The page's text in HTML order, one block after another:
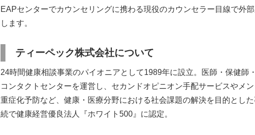
EAPセンターでカウンセリングに携わる現役のカウンセラー目線で外
します。
ティーペック株式会社について
24時間健康相談事業のパイオニアとして1989年に設立。医師・保健師
コンタクトセンターを運営し、セカンドオピニオン手配サービスやメ
重症化予防など、健康・医療分野における社会課題の解決を目的とし
続で健康経営優良法人『ホワイト500』に認定。